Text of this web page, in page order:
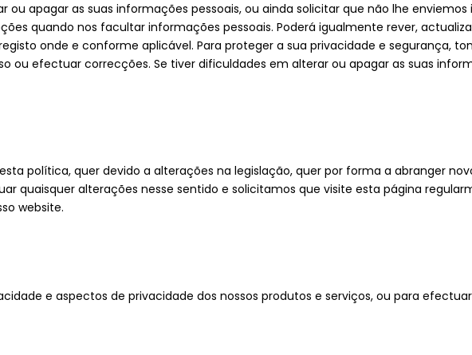
ou apagar as suas informações pessoais, ou ainda solicitar que não lhe
quando nos facultar informações pessoais. Poderá igualmente rever,
onde e conforme aplicável. Para proteger a sua privacidade e segurança,
ou efectuar correcções. Se tiver dificuldades em alterar ou apagar as suas
política, quer devido a alterações na legislação, quer por forma a abranger
quaisquer alterações nesse sentido e solicitamos que visite esta página
website.
e aspectos de privacidade dos nossos produtos e serviços, ou para